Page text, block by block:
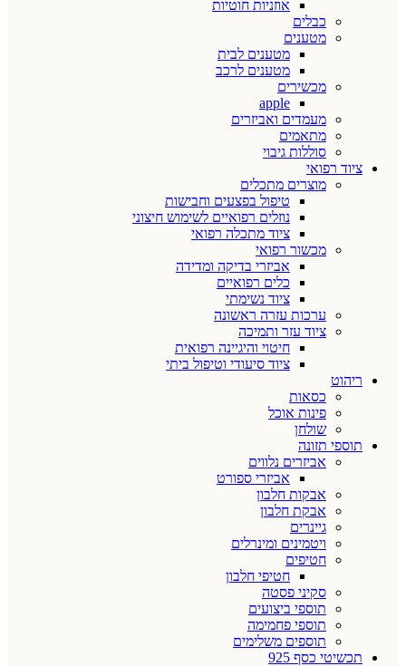
אוזניות חוטיות
כבלים
מטענים
מטענים לבית
מטענים לרכב
מכשירים
apple
מעמדים ואביזרים
מתאמים
סוללות גיבוי
ציוד רפואי
מוצרים מתכלים
טיפול בפצעים וחבישות
נוזלים רפואיים לשימוש חיצוני
ציוד מתכלה רפואי
מכשור רפואי
אביזרי בדיקה ומדידה
כלים רפואיים
ציוד נשימתי
ערכות עזרה ראשונה
ציוד עזר ותמיכה
חיטוי והיגיינה רפואית
ציוד סיעודי וטיפול ביתי
ריהוט
כסאות
פינות אוכל
שולחן
תוספי תזונה
אביזרים נלווים
אביזרי ספורט
אבקות חלבון
אבקת חלבון
גיינרים
ויטמינים ומינרלים
חטיפים
חטיפי חלבון
סקיני פסטה
תוספי ביצועים
תוספי פחמימה
תוספים משלימים
תכשיטי כסף 925